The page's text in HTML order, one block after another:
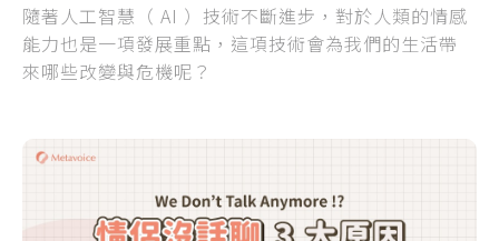
隨著人工智慧（ AI ）技術不斷進步，對於人類的情感
能力也是一項發展重點，這項技術會為我們的生活帶
來哪些改變與危機呢？